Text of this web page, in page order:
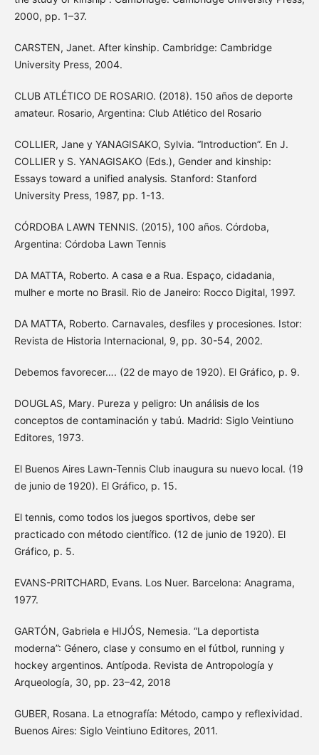
2000, pp. 1–37.
CARSTEN, Janet. After kinship. Cambridge: Cambridge
University Press, 2004.
CLUB ATLÉTICO DE ROSARIO. (2018). 150 años de deporte
amateur. Rosario, Argentina: Club Atlético del Rosario
COLLIER, Jane y YANAGISAKO, Sylvia. “Introduction”. En J.
COLLIER y S. YANAGISAKO (Eds.), Gender and kinship:
Essays toward a unified analysis. Stanford: Stanford
University Press, 1987, pp. 1-13.
CÓRDOBA LAWN TENNIS. (2015), 100 años. Córdoba,
Argentina: Córdoba Lawn Tennis
DA MATTA, Roberto. A casa e a Rua. Espaço, cidadania,
mulher e morte no Brasil. Rio de Janeiro: Rocco Digital, 1997.
DA MATTA, Roberto. Carnavales, desfiles y procesiones. Istor:
Revista de Historia Internacional, 9, pp. 30-54, 2002.
Debemos favorecer…. (22 de mayo de 1920). El Gráfico, p. 9.
DOUGLAS, Mary. Pureza y peligro: Un análisis de los
conceptos de contaminación y tabú. Madrid: Siglo Veintiuno
Editores, 1973.
El Buenos Aires Lawn-Tennis Club inaugura su nuevo local. (19
de junio de 1920). El Gráfico, p. 15.
El tennis, como todos los juegos sportivos, debe ser
practicado con método científico. (12 de junio de 1920). El
Gráfico, p. 5.
EVANS-PRITCHARD, Evans. Los Nuer. Barcelona: Anagrama,
1977.
GARTÓN, Gabriela e HIJÓS, Nemesia. “La deportista
moderna”: Género, clase y consumo en el fútbol, running y
hockey argentinos. Antípoda. Revista de Antropología y
Arqueología, 30, pp. 23–42, 2018
GUBER, Rosana. La etnografía: Método, campo y reflexividad.
Buenos Aires: Siglo Veintiuno Editores, 2011.